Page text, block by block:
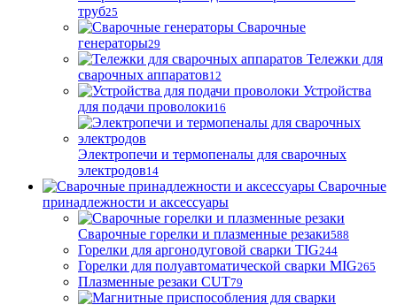
труб25
Сварочные
генераторы29
Тележки для
сварочных аппаратов12
Устройства
для подачи проволоки16
Электропечи и термопеналы для сварочных
электродов14
Сварочные
принадлежности и аксессуары
Сварочные горелки и плазменные резаки588
Горелки для аргонодуговой сварки TIG244
Горелки для полуавтоматической сварки MIG265
Плазменные резаки CUT79